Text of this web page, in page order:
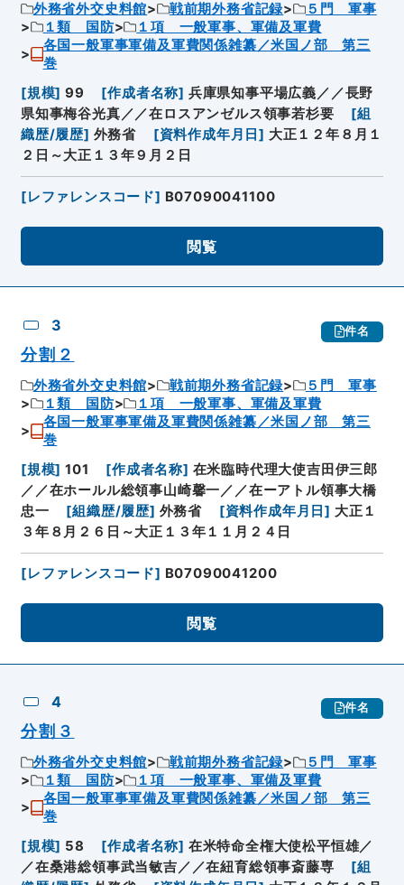
外務省外交史料館 戦前期外務省記録
５門 軍事
１類 国防
１項 一般軍事、軍備及軍費
各国一般軍事軍備及軍費関係雑纂／米国ノ部 第三
巻
[規模] 99 [作成者名称] 兵庫県知事平場広義／／長野
県知事梅谷光真／／在ロスアンゼルス領事若杉要
[組
織歴/履歴] 外務省 [資料作成年月日] 大正１２年８月１
２日～大正１３年９月２日
[レファレンスコード] B07090041100
閲覧
3 件名
分割２
外務省外交史料館 戦前期外務省記録
５門 軍事
１類 国防
１項 一般軍事、軍備及軍費
各国一般軍事軍備及軍費関係雑纂／米国ノ部 第三
巻
[規模] 101 [作成者名称] 在米臨時代理大使吉田伊三郎
／／在ホールル総領事山崎馨一／／在ーアトル領事大橋
忠一
[組織歴/履歴] 外務省 [資料作成年月日] 大正１
３年８月２６日～大正１３年１１月２４日
[レファレンスコード] B07090041200
閲覧
4 件名
分割３
外務省外交史料館 戦前期外務省記録
５門 軍事
１類 国防
１項 一般軍事、軍備及軍費
各国一般軍事軍備及軍費関係雑纂／米国ノ部 第三
巻
[規模] 58 [作成者名称] 在米特命全権大使松平恒雄／
／在桑港総領事武当敏吉／／在紐育総領事斎藤専
[組